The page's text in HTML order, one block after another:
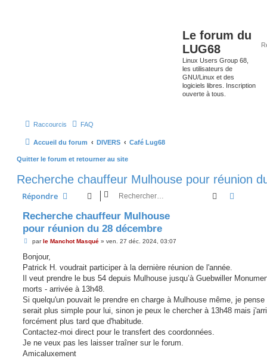
Le forum du
LUG68
Linux Users Group 68,
les utilisateurs de
GNU/Linux et des
logiciels libres. Inscription
ouverte à tous.
Raccourcis FAQ
Accueil du forum DIVERS Café Lug68
Quitter le forum et retourner au site
Recherche chauffeur Mulhouse pour réunion
Répondre Rechercher
Recherche chauffeur Mulhouse
pour réunion du 28 décembre
M
s
a
g
parle Manchot Masqué» ven. 27 déc. 2024, 03:07
Bonjour,
Patrick H. voudrait participer à la dernière réunion de l'année.
Il veut prendre le bus 54 depuis Mulhouse jusqu’à Guebwiller
morts - arrivée à 13h48.
Si quelqu'un pouvait le prendre en charge à Mulhouse même, je pense
serait plus simple pour lui, sinon je peux le chercher à 13h48 mais
forcément plus tard que d'habitude.
Contactez-moi direct pour le transfert des coordonnées.
Je ne veux pas les laisser traîner sur le forum.
Amicaluxement